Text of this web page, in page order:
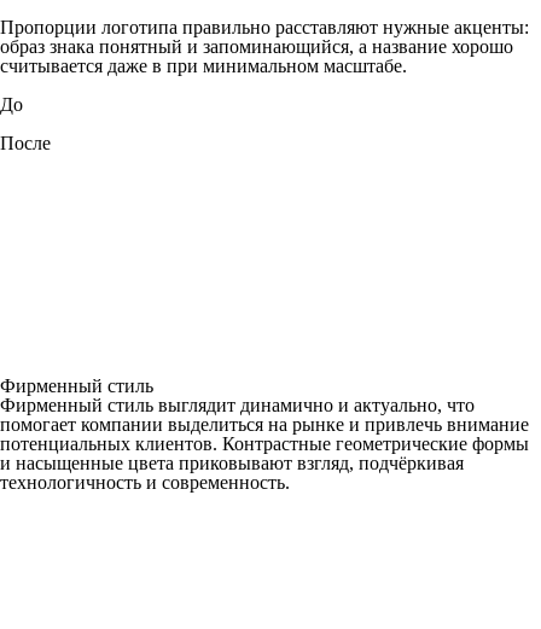
Пропорции логотипа правильно расставляют нужные акценты:
образ знака понятный и запоминающийся, а название хорошо
считывается даже в при минимальном масштабе.
До
После
Фирменный стиль
Фирменный стиль выглядит динамично и актуально, что
помогает компании выделиться на рынке и привлечь внимание
потенциальных клиентов. Контрастные геометрические формы
и насыщенные цвета приковывают взгляд, подчёркивая
технологичность и современность.